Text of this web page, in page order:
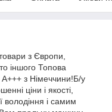
з Європи,
іншого Топова
з Німеччини!Б/у
ціни і якості,
володіння і самим